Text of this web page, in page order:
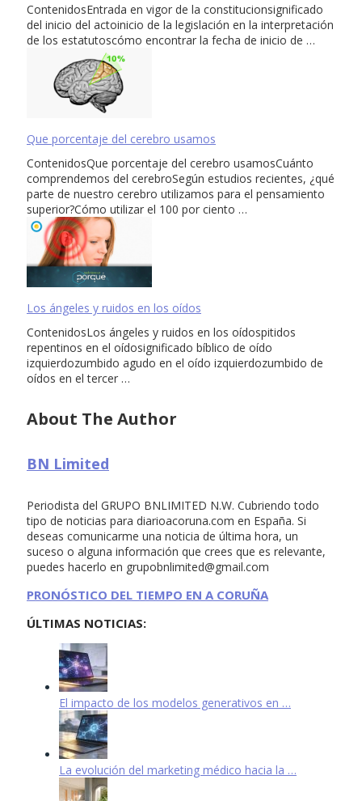
ContenidosEntrada en vigor de la constitucionsignificado
del inicio del actoinicio de la legislación en la interpretación
de los estatutoscómo encontrar la fecha de inicio de …
Que porcentaje del cerebro usamos
ContenidosQue porcentaje del cerebro usamosCuánto
comprendemos del cerebroSegún estudios recientes, ¿qué
parte de nuestro cerebro utilizamos para el pensamiento
superior?Cómo utilizar el 100 por ciento …
Los ángeles y ruidos en los oídos
ContenidosLos ángeles y ruidos en los oídospitidos
repentinos en el oídosignificado bíblico de oído
izquierdozumbido agudo en el oído izquierdozumbido de
oídos en el tercer …
About The Author
BN Limited
Periodista del GRUPO BNLIMITED N.W. Cubriendo todo
tipo de noticias para diarioacoruna.com en España. Si
deseas comunicarme una noticia de última hora, un
suceso o alguna información que crees que es relevante,
puedes hacerlo en grupobnlimited@gmail.com
PRONÓSTICO DEL TIEMPO EN A CORUÑA
ÚLTIMAS NOTICIAS:
El impacto de los modelos generativos en …
La evolución del marketing médico hacia la …